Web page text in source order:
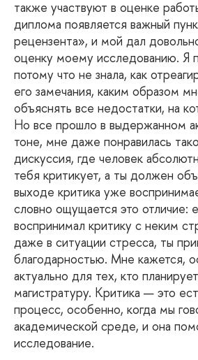
также участвуют в оценке
диплома появляется важный
рецензента», и мой дал
оценку моему исследованию. Я
потому что не знала, как
его замечания, каким образом
объяснять все недостатки, на
Но все прошло в выдержанном
тоне, мне даже понравилась
дискуссия, где человек
тебя критикует, а ты должен
выходе критика уже
словно ощущается это отличие:
воспринимал критику с неким
даже в ситуации стресса, ты
благодарностью. Мне кажется,
актуально для тех, кто
магистратуру. Критика — это
процесс, особенно, когда мы
академической среде, и она
исследование.